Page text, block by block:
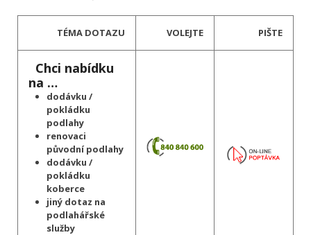
TÉMA DOTAZU VOLEJTE PIŠTE
Chci nabídku
na …
dodávku /
pokládku
podlahy
renovaci
původní podlahy
dodávku /
pokládku
koberce
jiný dotaz na
podlahářské
služby